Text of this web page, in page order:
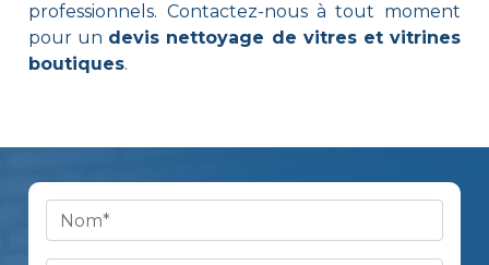
professionnels. Contactez-nous à tout moment
pour un devis nettoyage de vitres et vitrines
boutiques.